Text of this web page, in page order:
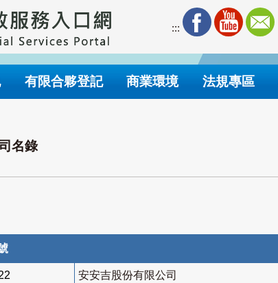
:::
有限合夥登記 商業環境 法規專區
名錄
安安吉股份有限公司